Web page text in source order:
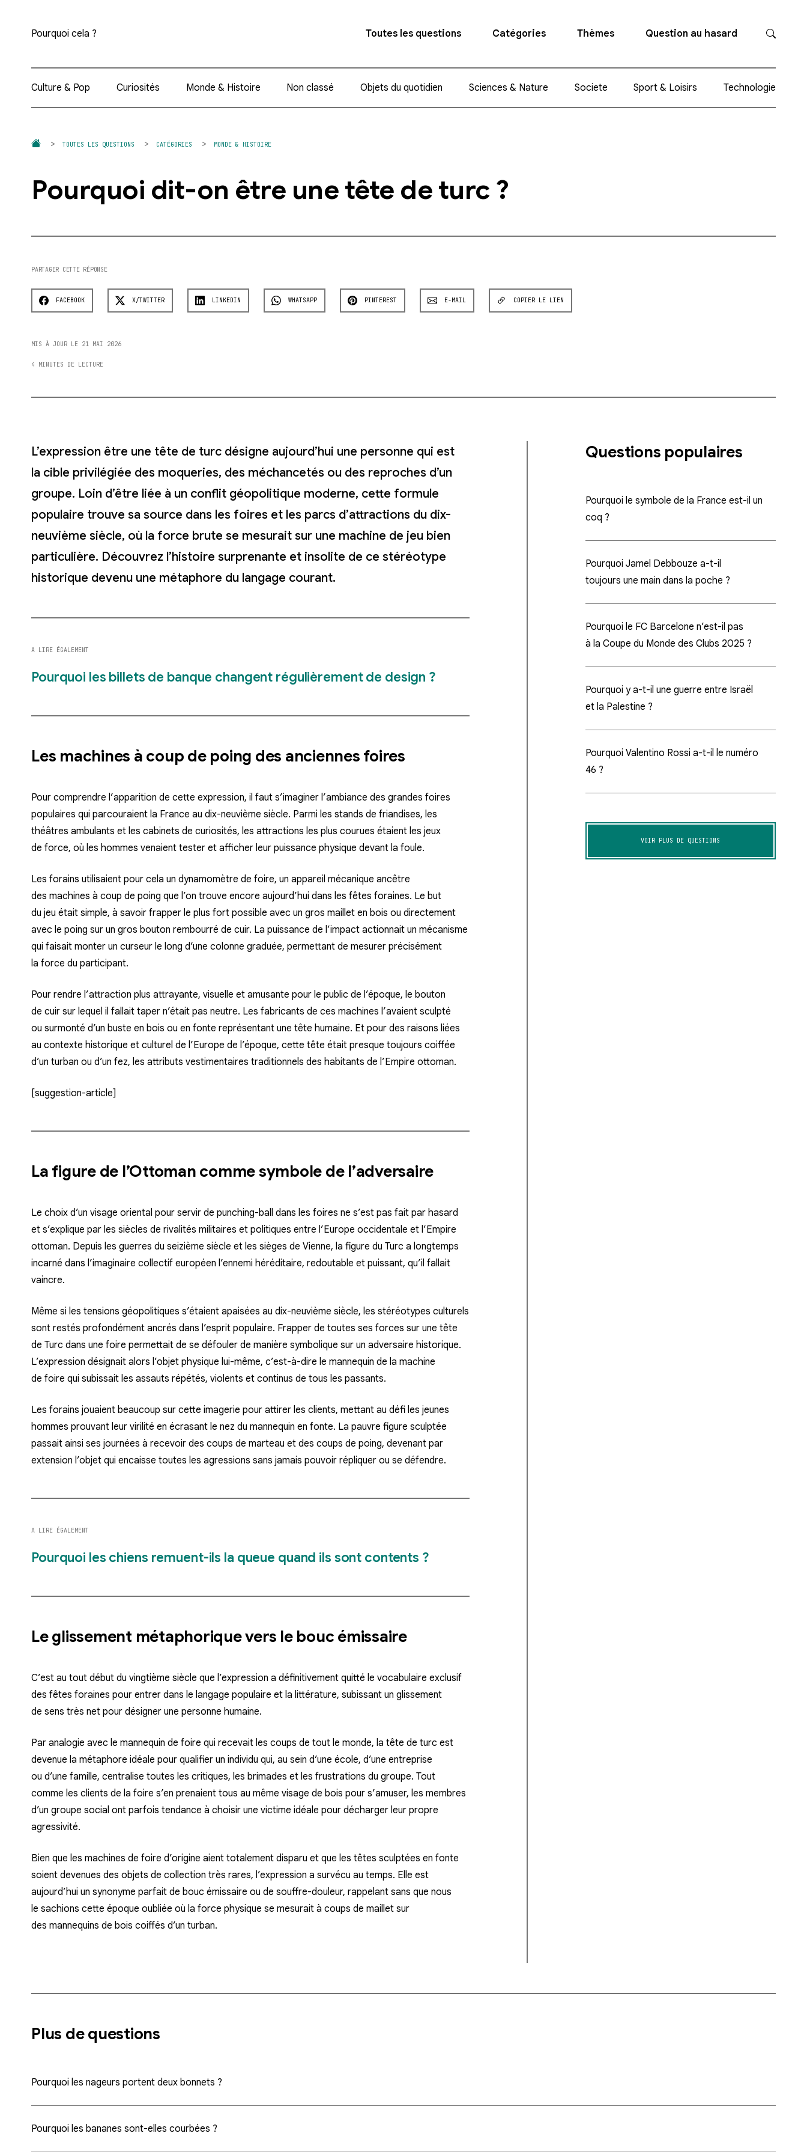
Pourquoi cela ? Toutes les questions Catégories Thèmes Question au hasard
Culture & Pop Curiosités Monde & Histoire Non classé Objets du quotidien Sciences & Nature Societe Sport & Loisirs Technologie
TOUTES LES QUESTIONS CATÉGORIES MONDE & HISTOIRE
Pourquoi dit-on être une tête de turc ?
PARTAGER CETTE RÉPONSE
FACEBOOK X/TWITTER LINKEDIN WHATSAPP PINTEREST E-MAIL COPIER LE LIEN
MIS À JOUR LE 21 MAI 2026
4 MINUTES DE LECTURE
L’expression être une tête de turc désigne aujourd’hui une personne qui est
la cible privilégiée des moqueries, des méchancetés ou des reproches d’un
groupe. Loin d’être liée à un conflit géopolitique moderne, cette formule
populaire trouve sa source dans les foires et les parcs d’attractions du dix-
neuvième siècle, où la force brute se mesurait sur une machine de jeu bien
particulière. Découvrez l’histoire surprenante et insolite de ce stéréotype
historique devenu une métaphore du langage courant.
A LIRE ÉGALEMENT
Pourquoi les billets de banque changent régulièrement de design ?
Les machines à coup de poing des anciennes foires
Pour comprendre l’apparition de cette expression, il faut s’imaginer l’ambiance des grandes foires
populaires qui parcouraient la France au dix-neuvième siècle. Parmi les stands de friandises, les
théâtres ambulants et les cabinets de curiosités, les attractions les plus courues étaient les jeux
de force, où les hommes venaient tester et afficher leur puissance physique devant la foule.
Les forains utilisaient pour cela un dynamomètre de foire, un appareil mécanique ancêtre
des machines à coup de poing que l’on trouve encore aujourd’hui dans les fêtes foraines. Le but
du jeu était simple, à savoir frapper le plus fort possible avec un gros maillet en bois ou directement
avec le poing sur un gros bouton rembourré de cuir. La puissance de l’impact actionnait un mécanisme
qui faisait monter un curseur le long d’une colonne graduée, permettant de mesurer précisément
la force du participant.
Pour rendre l’attraction plus attrayante, visuelle et amusante pour le public de l’époque, le bouton
de cuir sur lequel il fallait taper n’était pas neutre. Les fabricants de ces machines l’avaient sculpté
ou surmonté d’un buste en bois ou en fonte représentant une tête humaine. Et pour des raisons liées
au contexte historique et culturel de l’Europe de l’époque, cette tête était presque toujours coiffée
d’un turban ou d’un fez, les attributs vestimentaires traditionnels des habitants de l’Empire ottoman.
[suggestion-article]
La figure de l’Ottoman comme symbole de l’adversaire
Le choix d’un visage oriental pour servir de punching-ball dans les foires ne s’est pas fait par hasard
et s’explique par les siècles de rivalités militaires et politiques entre l’Europe occidentale et l’Empire
ottoman. Depuis les guerres du seizième siècle et les sièges de Vienne, la figure du Turc a longtemps
incarné dans l’imaginaire collectif européen l’ennemi héréditaire, redoutable et puissant, qu’il fallait
vaincre.
Même si les tensions géopolitiques s’étaient apaisées au dix-neuvième siècle, les stéréotypes culturels
sont restés profondément ancrés dans l’esprit populaire. Frapper de toutes ses forces sur une tête
de Turc dans une foire permettait de se défouler de manière symbolique sur un adversaire historique.
L’expression désignait alors l’objet physique lui-même, c’est-à-dire le mannequin de la machine
de foire qui subissait les assauts répétés, violents et continus de tous les passants.
Les forains jouaient beaucoup sur cette imagerie pour attirer les clients, mettant au défi les jeunes
hommes prouvant leur virilité en écrasant le nez du mannequin en fonte. La pauvre figure sculptée
passait ainsi ses journées à recevoir des coups de marteau et des coups de poing, devenant par
extension l’objet qui encaisse toutes les agressions sans jamais pouvoir répliquer ou se défendre.
A LIRE ÉGALEMENT
Pourquoi les chiens remuent-ils la queue quand ils sont contents ?
Le glissement métaphorique vers le bouc émissaire
C’est au tout début du vingtième siècle que l’expression a définitivement quitté le vocabulaire exclusif
des fêtes foraines pour entrer dans le langage populaire et la littérature, subissant un glissement
de sens très net pour désigner une personne humaine.
Par analogie avec le mannequin de foire qui recevait les coups de tout le monde, la tête de turc est
devenue la métaphore idéale pour qualifier un individu qui, au sein d’une école, d’une entreprise
ou d’une famille, centralise toutes les critiques, les brimades et les frustrations du groupe. Tout
comme les clients de la foire s’en prenaient tous au même visage de bois pour s’amuser, les membres
d’un groupe social ont parfois tendance à choisir une victime idéale pour décharger leur propre
agressivité.
Bien que les machines de foire d’origine aient totalement disparu et que les têtes sculptées en fonte
soient devenues des objets de collection très rares, l’expression a survécu au temps. Elle est
aujourd’hui un synonyme parfait de bouc émissaire ou de souffre-douleur, rappelant sans que nous
le sachions cette époque oubliée où la force physique se mesurait à coups de maillet sur
des mannequins de bois coiffés d’un turban.
Questions populaires
Pourquoi le symbole de la France est-il un
coq ?
Pourquoi Jamel Debbouze a-t-il
toujours une main dans la poche ?
Pourquoi le FC Barcelone n’est-il pas
à la Coupe du Monde des Clubs 2025 ?
Pourquoi y a-t-il une guerre entre Israël
et la Palestine ?
Pourquoi Valentino Rossi a-t-il le numéro
46 ?
VOIR PLUS DE QUESTIONS
Plus de questions
Pourquoi les nageurs portent deux bonnets ?
Pourquoi les bananes sont-elles courbées ?